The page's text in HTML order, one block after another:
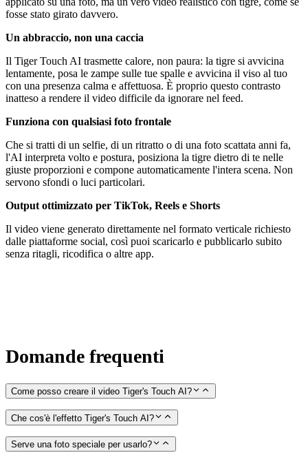
fosse stato girato davvero.
Un abbraccio, non una caccia
Il Tiger Touch AI trasmette calore, non paura: la tigre si avvicina
lentamente, posa le zampe sulle tue spalle e avvicina il viso al tuo
con una presenza calma e affettuosa. È proprio questo contrasto
inatteso a rendere il video difficile da ignorare nel feed.
Funziona con qualsiasi foto frontale
Che si tratti di un selfie, di un ritratto o di una foto scattata anni fa,
l'AI interpreta volto e postura, posiziona la tigre dietro di te nelle
giuste proporzioni e compone automaticamente l'intera scena. Non
servono sfondi o luci particolari.
Output ottimizzato per TikTok, Reels e Shorts
Il video viene generato direttamente nel formato verticale richiesto
dalle piattaforme social, così puoi scaricarlo e pubblicarlo subito
senza ritagli, ricodifica o altre app.
Domande frequenti
Come posso creare il video Tiger's Touch AI?
Che cos'è l'effetto Tiger's Touch AI?
Serve una foto speciale per usarlo?